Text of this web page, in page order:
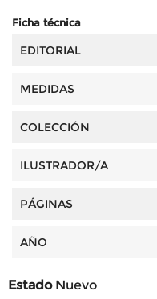
Ficha técnica
EDITORIAL
MEDIDAS
COLECCIÓN
ILUSTRADOR/A
PÁGINAS
AÑO
Estado Nuevo